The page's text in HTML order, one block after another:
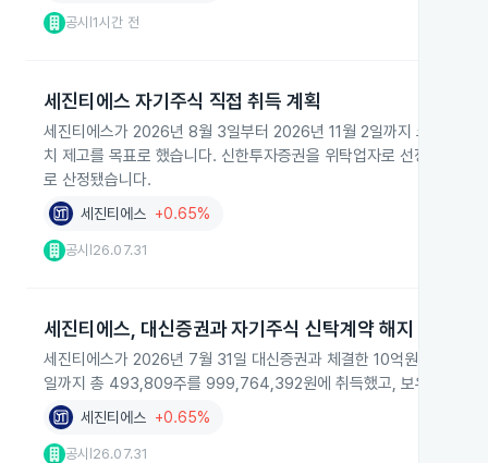
공시 |1시간 전
세진티에스 자기주식 직접 취득 계획
세진티에스가 2026년 8월 3일부터 2026년 11월 2일까지 코스닥에
치 제고를 목표로 했습니다. 신한투자증권을 위탁업자로 선정했으
로 산정됐습니다.
세진티에스 +0.65%
공시 26.07.31
세진티에스, 대신증권과 자기주식 신탁계약 해지
세진티에스가 2026년 7월 31일 대신증권과 체결한 10억원 규모 자
일까지 총 493,809주를 999,764,392원에 취득했고, 보유 주식은
세진티에스 +0.65%
공시 26.07.31